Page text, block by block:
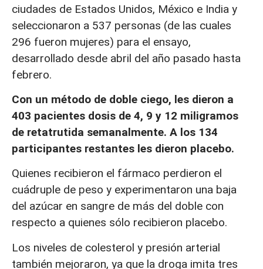
ciudades de Estados Unidos, México e India y
seleccionaron a 537 personas (de las cuales
296 fueron mujeres) para el ensayo,
desarrollado desde abril del año pasado hasta
febrero.
Con un método de doble ciego, les dieron a
403 pacientes dosis de 4, 9 y 12 miligramos
de retatrutida semanalmente. A los 134
participantes restantes les dieron placebo.
Quienes recibieron el fármaco perdieron el
cuádruple de peso y experimentaron una baja
del azúcar en sangre de más del doble con
respecto a quienes sólo recibieron placebo.
Los niveles de colesterol y presión arterial
también mejoraron, ya que la droga imita tres